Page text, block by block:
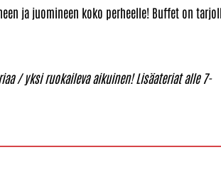
ja juomineen koko perheelle! Buffet on
/ yksi ruokaileva aikuinen! Lisäateriat alle 7-